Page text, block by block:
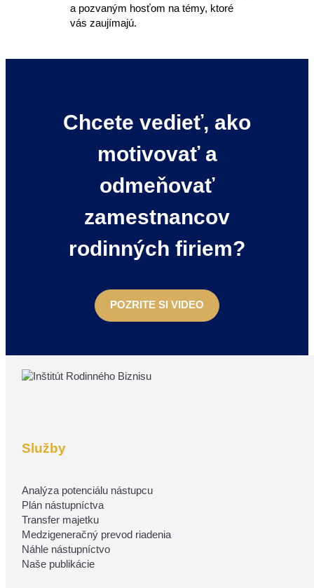
a pozvaným hosťom na témy, ktoré
vás zaujímajú.
Chcete vedieť, ako
motivovať a
odmeňovať
zamestnancov
rodinných firiem?
POZRITE SI VIDEO
Služby
Analýza potenciálu nástupcu
Plán nástupníctva
Transfer majetku
Medzigeneračný prevod riadenia
Náhle nástupníctvo
Naše publikácie